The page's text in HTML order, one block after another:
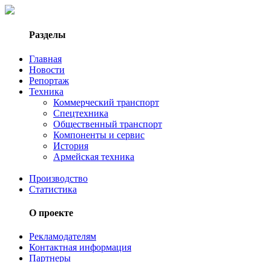
Разделы
Главная
Новости
Репортаж
Техника
Коммерческий транспорт
Спецтехника
Общественный транспорт
Компоненты и сервис
История
Армейская техника
Производство
Статистика
О проекте
Рекламодателям
Контактная информация
Партнеры